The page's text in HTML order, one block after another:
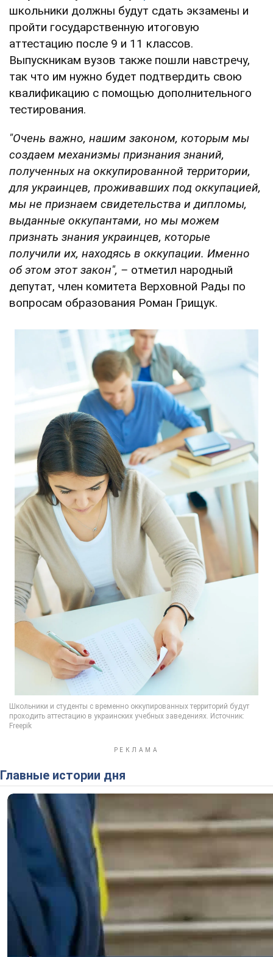
школьники должны будут сдать экзамены и
пройти государственную итоговую
аттестацию после 9 и 11 классов.
Выпускникам вузов также пошли навстречу,
так что им нужно будет подтвердить свою
квалификацию с помощью дополнительного
тестирования.
"Очень важно, нашим законом, которым мы
создаем механизмы признания знаний,
полученных на оккупированной территории,
для украинцев, проживавших под оккупацией,
мы не признаем свидетельства и дипломы,
выданные оккупантами, но мы можем
признать знания украинцев, которые
получили их, находясь в оккупации. Именно
об этом этот закон", – отметил народный
депутат, член комитета Верховной Рады по
вопросам образования Роман Грищук.
Главные истории дня